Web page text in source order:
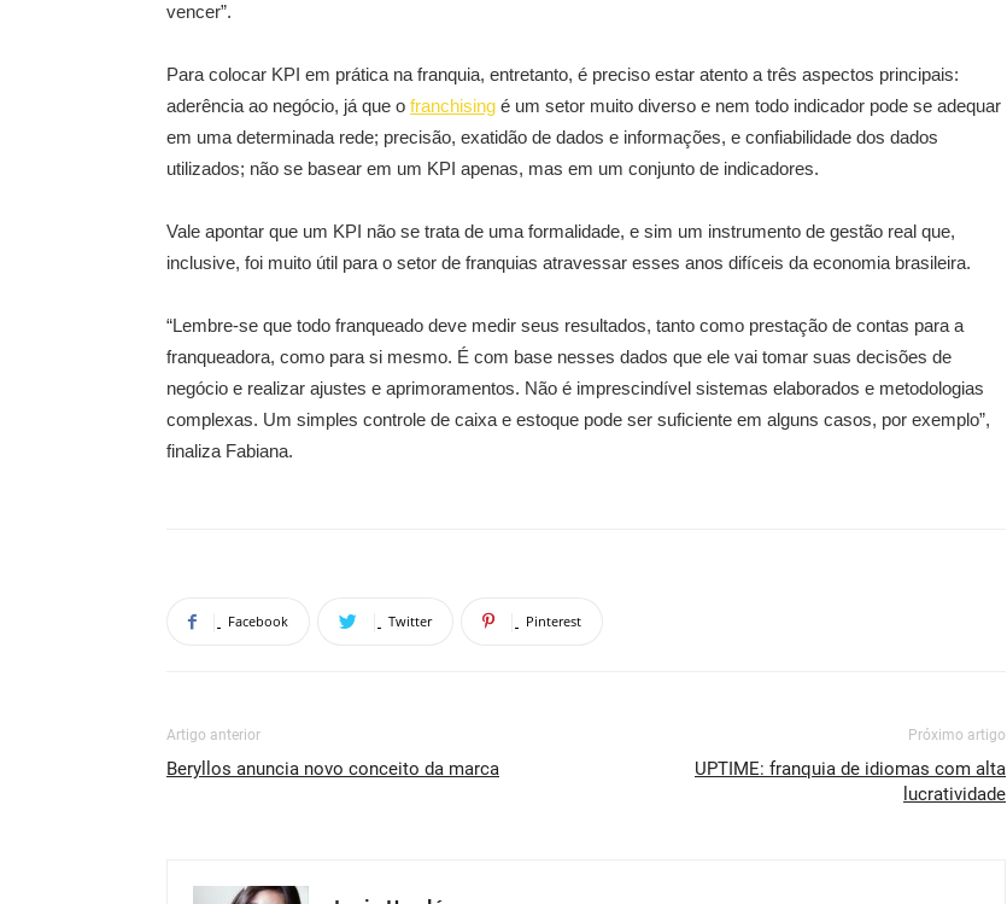
vencer”.
Para colocar KPI em prática na franquia, entretanto, é preciso estar atento a três aspectos principais:
aderência ao negócio, já que o franchising é um setor muito diverso e nem todo indicador pode se adequar
em uma determinada rede; precisão, exatidão de dados e informações, e confiabilidade dos dados
utilizados; não se basear em um KPI apenas, mas em um conjunto de indicadores.
Vale apontar que um KPI não se trata de uma formalidade, e sim um instrumento de gestão real que,
inclusive, foi muito útil para o setor de franquias atravessar esses anos difíceis da economia brasileira.
“Lembre-se que todo franqueado deve medir seus resultados, tanto como prestação de contas para a
franqueadora, como para si mesmo. É com base nesses dados que ele vai tomar suas decisões de
negócio e realizar ajustes e aprimoramentos. Não é imprescindível sistemas elaborados e metodologias
complexas. Um simples controle de caixa e estoque pode ser suficiente em alguns casos, por exemplo”,
finaliza Fabiana.
Facebook Twitter Pinterest
Artigo anterior
Beryllos anuncia novo conceito da marca
Próximo artigo
UPTIME: franquia de idiomas com alta
lucratividade